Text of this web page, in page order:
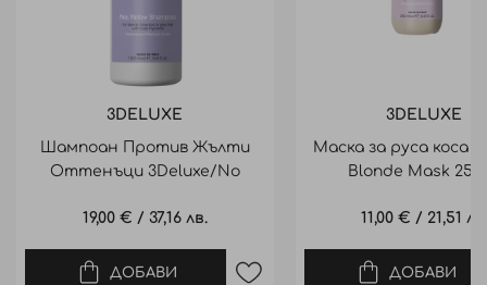
3DELUXE
Шампоан Против Жълти
Оттенъци 3Deluxe/No
19,00 € / 37,16 лв.
ДОБАВИ
3DELUXE
Маска за руса коса
Blonde Mask
11,00 € / 21,51 лв.
ДОБАВИ